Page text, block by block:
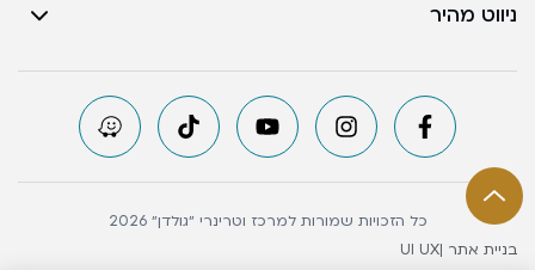
ניווט מהיר
כל הזכויות שמורות למרכז וטרינרי ״גולדן״ 2026
בניית אתר |UI UX